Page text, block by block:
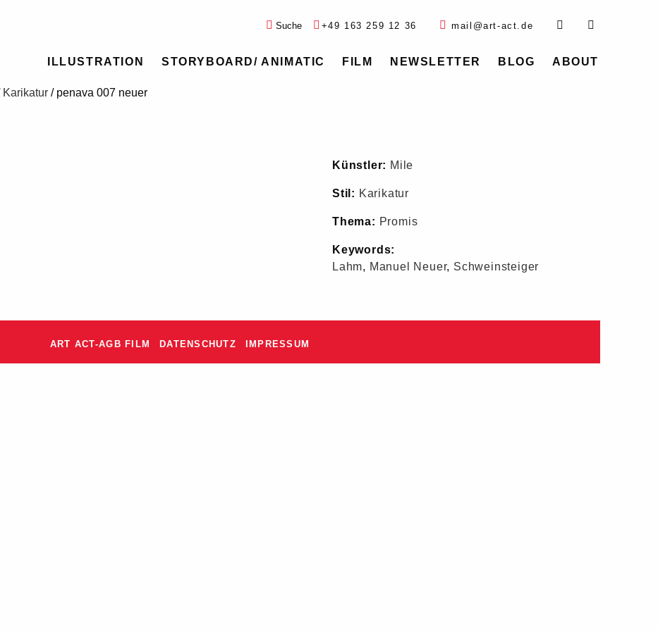
+49 163 259 12 36 mail@art-act.de
Suche
ILLUSTRATION STORYBOARD/ ANIMATIC FILM NEWSLETTER BLOG ABOUT
Karikatur / penava 007 neuer
Künstler: Mile
Stil: Karikatur
Thema: Promis
Keywords:
Lahm, Manuel Neuer, Schweinsteiger
ART ACT-AGB FILM DATENSCHUTZ IMPRESSUM